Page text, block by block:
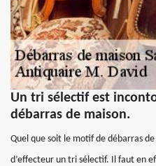
Un tri sélectif est
débarras de maison.
Quel que soit le motif de débarras
d’effecteur un tri sélectif. Il faut en